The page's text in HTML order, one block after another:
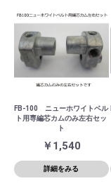
FB-100 ニューホワイトベル
ト用専編芯カムのみ左右セッ
ト
￥1,540
詳細をみる